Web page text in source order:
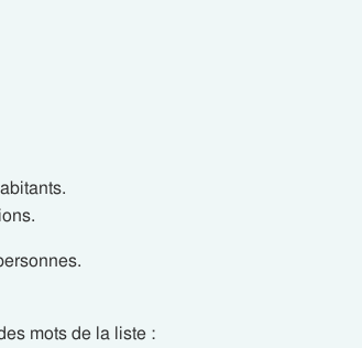
mots de la liste :